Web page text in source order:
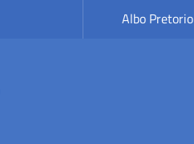
Albo Pretorio